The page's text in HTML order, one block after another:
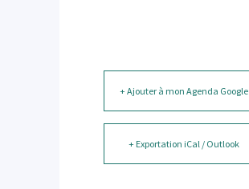
+ Ajouter à mon Agenda Google
+ Exportation iCal / Outlook